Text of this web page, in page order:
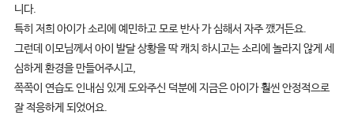
니다.
특히 저희 아이가 소리에 예민하고 모로 반사 가 심해서 자주 깼거든요.
그런데 이모님께서 아이 발달 상황을 딱 캐치 하시고는 소리에 놀라지 않게 세
심하게 환경을 만들어주시고,
쪽쪽이 연습도 인내심 있게 도와주신 덕분에 지금은 아이가 훨씬 안정적으로
잘 적응하게 되었어요.